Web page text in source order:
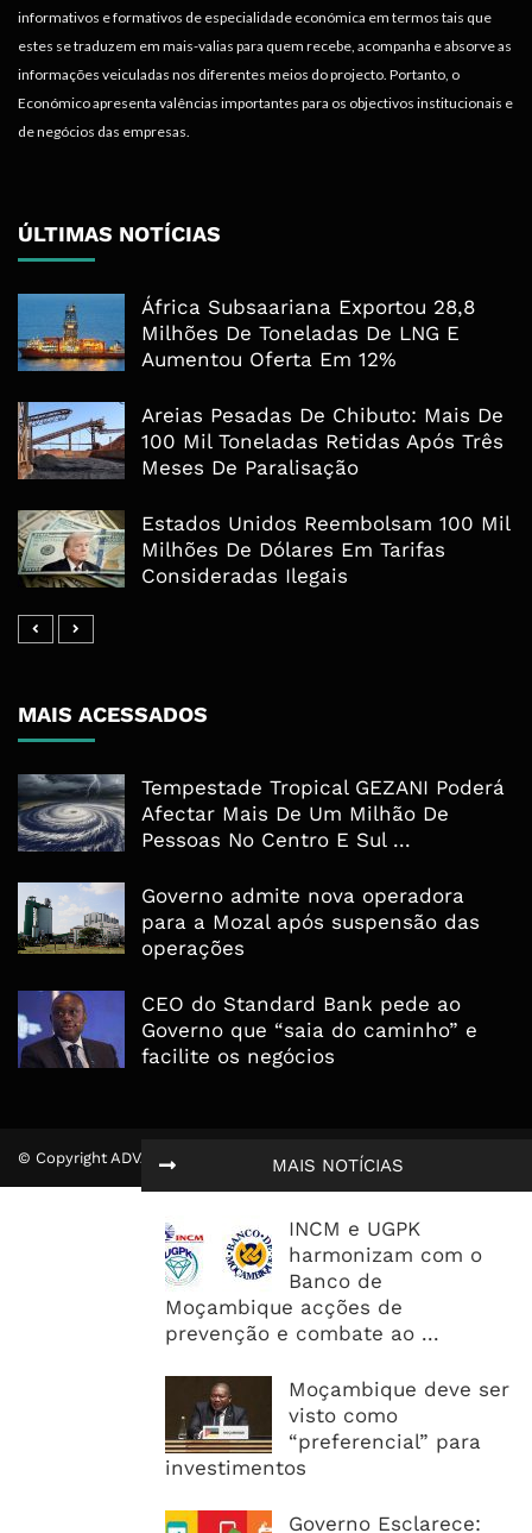
MAIS NOTÍCIAS
INCM e UGPK
harmonizam com o
Banco de
Moçambique acções de
prevenção e combate ao ...
Moçambique deve ser
visto como
“preferencial” para
investimentos
Governo Esclarece:
informativos e formativos de especialidade económica em termos tais que
estes se traduzem em mais-valias para quem recebe, acompanha e absorve as
informações veiculadas nos diferentes meios do projecto. Portanto, o
Económico apresenta valências importantes para os objectivos institucionais e
de negócios das empresas.
ÚLTIMAS NOTÍCIAS
África Subsaariana Exportou 28,8
Milhões De Toneladas De LNG E
Aumentou Oferta Em 12%
Areias Pesadas De Chibuto: Mais De
100 Mil Toneladas Retidas Após Três
Meses De Paralisação
Estados Unidos Reembolsam 100 Mil
Milhões De Dólares Em Tarifas
Consideradas Ilegais
MAIS ACESSADOS
Tempestade Tropical GEZANI Poderá
Afectar Mais De Um Milhão De
Pessoas No Centro E Sul ...
Governo admite nova operadora
para a Mozal após suspensão das
operações
CEO do Standard Bank pede ao
Governo que “saia do caminho” e
facilite os negócios
© Copyright ADVALUE. Todos Direitos Reservados.